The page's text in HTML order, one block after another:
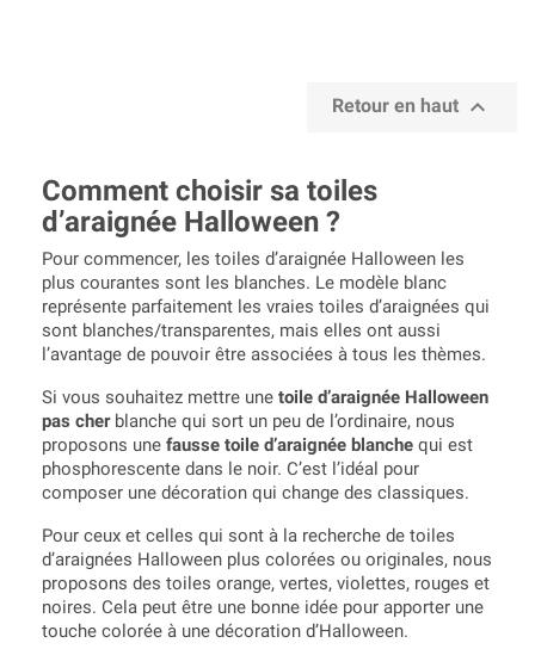
Retour en haut 
Comment choisir sa toiles
d’araignée Halloween ?
Pour commencer, les toiles d’araignée Halloween les
plus courantes sont les blanches. Le modèle blanc
représente parfaitement les vraies toiles d’araignées qui
sont blanches/transparentes, mais elles ont aussi
l’avantage de pouvoir être associées à tous les thèmes.
Si vous souhaitez mettre une toile d’araignée Halloween
pas cherblanche qui sort un peu de l’ordinaire, nous
proposons une fausse toile d’araignée blanche qui est
phosphorescente dans le noir. C’est l’idéal pour
composer une décoration qui change des classiques.
Pour ceux et celles qui sont à la recherche de toiles
d’araignées Halloween plus colorées ou originales, nous
proposons des toiles orange, vertes, violettes, rouges et
noires. Cela peut être une bonne idée pour apporter une
touche colorée à une décoration d’Halloween.